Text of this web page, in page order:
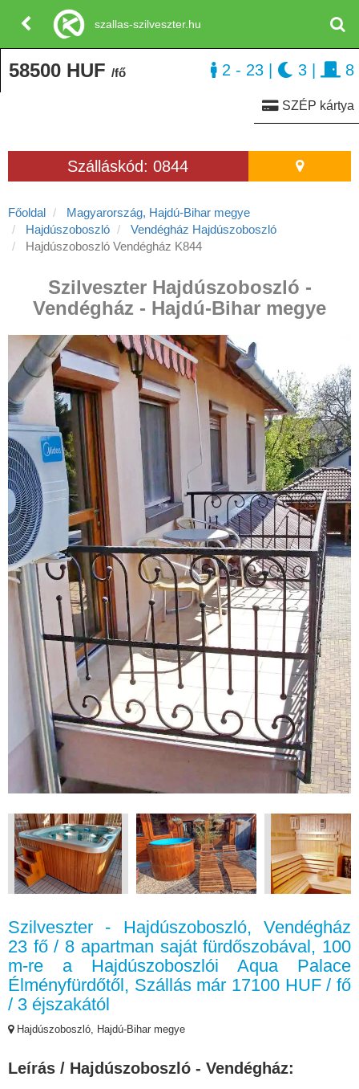
Szálláskód: 0844
Főoldal
Magyarország, Hajdú-Bihar megye
Hajdúszoboszló
Vendégház Hajdúszoboszló
Hajdúszoboszló Vendégház K844
Szilveszter Hajdúszoboszló -
Vendégház - Hajdú-Bihar megye
Szilveszter - Hajdúszoboszló, Vendégház
23 fő / 8 apartman saját fürdőszobával, 100
m-re a Hajdúszoboszlói Aqua Palace
Élményfürdőtől, Szállás már 17100 HUF / fő
/ 3 éjszakától
Hajdúszoboszló, Hajdú-Bihar megye
Leírás / Hajdúszoboszló - Vendégház:
58500 HUF /fő
SZÉP kártya
2 - 23 3 8
szallas-szilveszter.hu